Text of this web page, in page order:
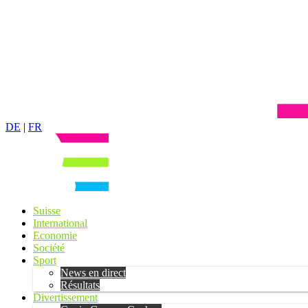
DE | FR
Suisse
International
Economie
Société
Sport
News en direct
Résultats
Divertissement